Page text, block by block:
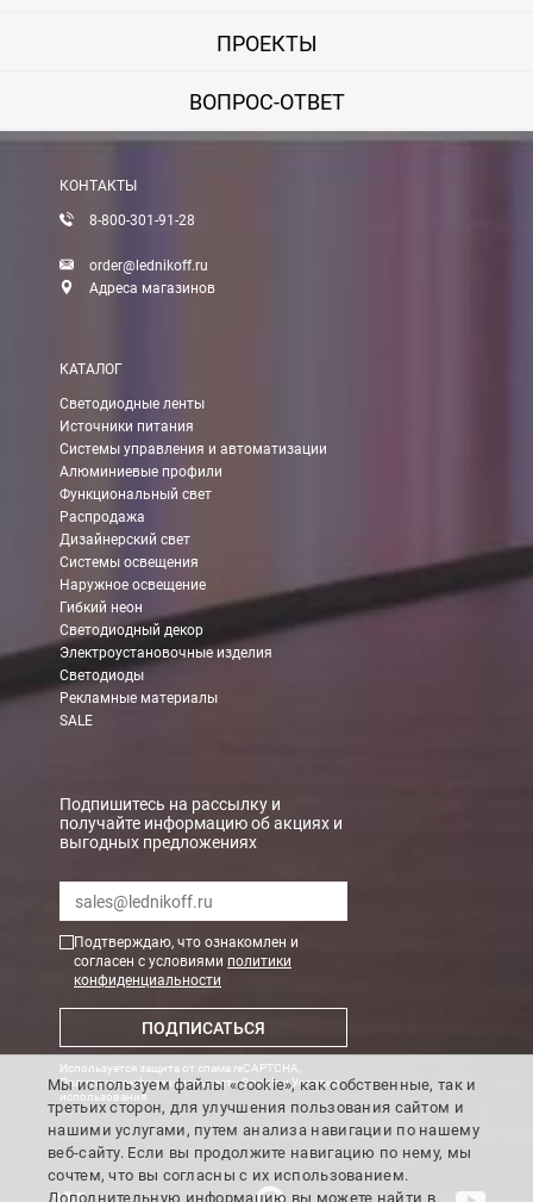
Вы можете оплатить заказ по выставленному счету в любом
Доставка:
Вы можете самостоятельно забрать заказ в одном из наших
В Москве (внутри МКАД)
БЕСПЛАТНАЯ доставка при сумме заказа от 7000 руб.
При заказе менее 7000 руб. стоимость доставки 750 руб.
В Москве и МО (за МКАД)
При заказе от 7000 руб. стоимость доставки равна 30 руб.
При заказе менее 7000 руб. стоимость доставки 750 руб. +
В Санкт-Петербурге
При заказе менее 7000 руб. стоимость доставки
Мы можем доставить ваши заказы сервисом компании
Транспортные компании
Доставка до ТК от 7000 руб. БЕСПЛАТНО.
При заказе менее 7000 руб. стоимость доставки до ТК 750 руб.
Стоимость доставки ТК до Вашего пункта назначения Вы
Подробнее обоплате и доставке
ПРОЕКТЫ
ВОПРОС-ОТВЕТ
КОНТАКТЫ
8-800-301-91-28
order@lednikoff.ru
Адреса магазинов
КАТАЛОГ
Светодиодные ленты
Источники питания
Системы управления и автоматизации
Алюминиевые профили
Функциональный свет
Распродажа
Дизайнерский свет
Системы освещения
Наружное освещение
Гибкий неон
Светодиодный декор
Электроустановочные изделия
Светодиоды
Рекламные материалы
SALE
Подпишитесь на рассылку и
получайте информацию об акциях и
выгодных предложениях
Подтверждаю, что ознакомлен и
согласен с условиями политики
конфиденциальности
ПОДПИСАТЬСЯ
Используется защита от спама reCAPTCHA,
Политика конфиденциальности GoogleиУсловия
использования
Мы используем файлы «cookie», как собственные, так и
третьих сторон, для улучшения пользования сайтом и
нашими услугами, путем анализа навигации по нашему
веб-сайту. Если вы продолжите навигацию по нему, мы
сочтем, что вы согласны с их использованием.
Дополнительную информацию вы можете найти в